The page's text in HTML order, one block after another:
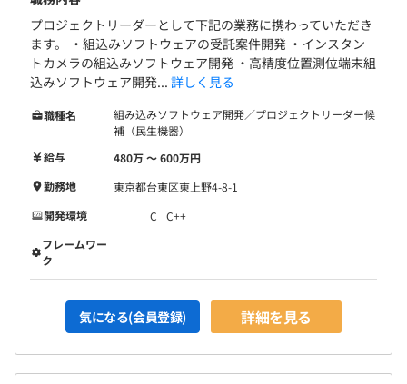
プロジェクトリーダーとして下記の業務に携わっていただき
ます。 ・組込みソフトウェアの受託案件開発 ・インスタン
トカメラの組込みソフトウェア開発 ・高精度位置測位端末組
込みソフトウェア開発... 詳しく見る
職種名
組み込みソフトウェア開発／プロジェクトリーダー候
補（民生機器）
給与
480万 〜 600万円
勤務地
東京都台東区東上野4-8-1
開発環境
C
C++
フレームワー
ク
気になる(会員登録) 詳細を見る